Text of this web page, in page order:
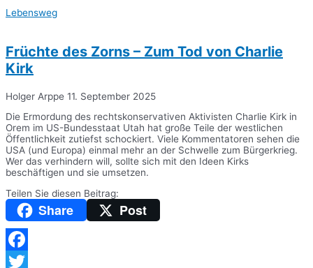
Lebensweg
Früchte des Zorns – Zum Tod von Charlie
Kirk
Holger Arppe 11. September 2025
Die Ermordung des rechtskonservativen Aktivisten Charlie Kirk in
Orem im US-Bundesstaat Utah hat große Teile der westlichen
Öffentlichkeit zutiefst schockiert. Viele Kommentatoren sehen die
USA (und Europa) einmal mehr an der Schwelle zum Bürgerkrieg.
Wer das verhindern will, sollte sich mit den Ideen Kirks
beschäftigen und sie umsetzen.
Teilen Sie diesen Beitrag:
Share Post
Facebook